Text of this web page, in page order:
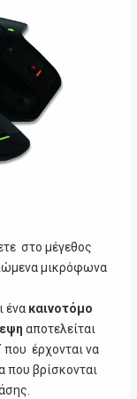
στο μέγεθος
μικρόφωνα
ένα καινοτόμο
αποτελείται
που έρχονται να
βρίσκονται